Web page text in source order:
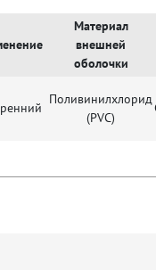
Материал
внешней
оболочки
Поливинилхлорид
(PVC)